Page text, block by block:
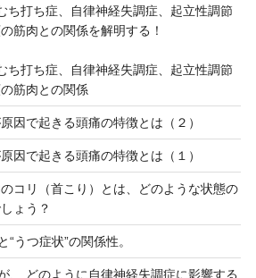
ち打ち症、自律神経失調症、起立性調節
筋肉との関係を解明する！
ち打ち症、自律神経失調症、起立性調節
筋肉との関係
因で起きる頭痛の特徴とは（２）
因で起きる頭痛の特徴とは（１）
コリ（首こり）とは、どのような状態の
ょう？
“うつ症状”の関係性。
、 どのように自律神経失調症に影響する